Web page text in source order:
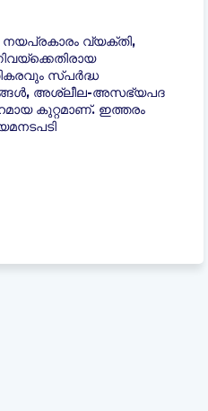
നയപ്രകാരം വ്യക്തി,
സ്പർദ്ധ
അശ്ലീല-അസഭ്യപദ
കുറ്റമാണ്. ഇത്തരം